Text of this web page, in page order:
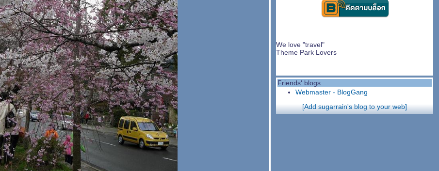
We love "travel"
Theme Park Lovers
Friends' blogs
Webmaster - BlogGang
[Add sugarrain's blog to your web]